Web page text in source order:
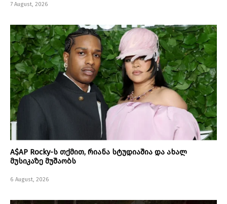
7 August, 2026
A$AP Rocky-ს თქმით, რიანა სტუდიაშია და ახალ
მუსიკაზე მუშაობს
6 August, 2026